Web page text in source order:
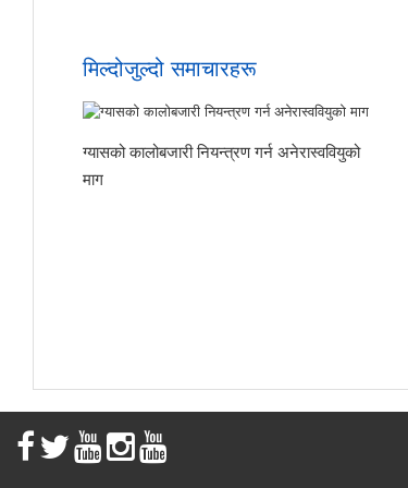
मिल्दोजुल्दो समाचारहरू
ग्यासको कालोबजारी नियन्त्रण गर्न अनेरास्ववियुको
माग